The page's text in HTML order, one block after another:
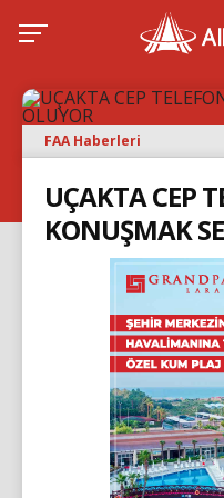
FAA Haberleri
UÇAKTA CEP
KONUŞMAK